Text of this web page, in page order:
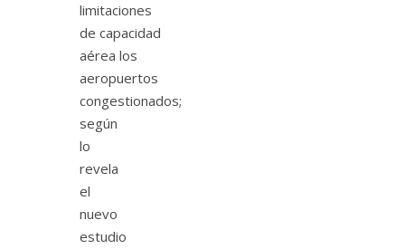
limitaciones
de capacidad
aérea los
aeropuertos
congestionados;
según
lo
revela
el
nuevo
estudio